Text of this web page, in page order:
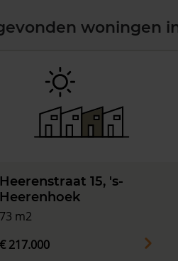
woningen
Heerenstraat 15, 's-
Heerenhoek
73 m2
€ 217.000